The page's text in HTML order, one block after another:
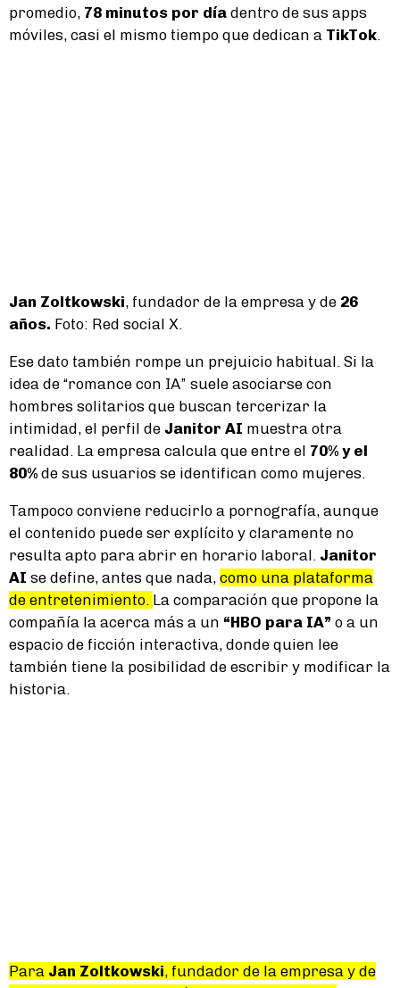
promedio, 78 minutos por día dentro de sus apps
móviles, casi el mismo tiempo que dedican a TikTok
Jan Zoltkowski, fundador de la empresa y de 26
años. Foto: Red social X.
Ese dato también rompe un prejuicio habitual. Si la
idea de “romance con IA” suele asociarse con
hombres solitarios que buscan tercerizar la
intimidad, el perfil de Janitor AI muestra otra
realidad. La empresa calcula que entre el 70% y el
80% de sus usuarios se identifican como mujeres.
Tampoco conviene reducirlo a pornografía, aunque
el contenido puede ser explícito y claramente no
resulta apto para abrir en horario laboral. Janitor
AI se define, antes que nada, como una plataforma
de entretenimiento. La comparación que propone la
compañía la acerca más a un “HBO para IA” o a un
espacio de ficción interactiva, donde quien lee
también tiene la posibilidad de escribir y modificar la
historia.
Para Jan Zoltkowski, fundador de la empresa y de